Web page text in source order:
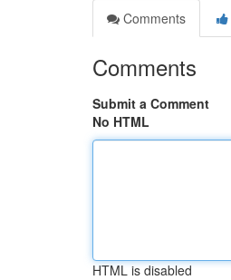
Comments
Comments
Submit a Comment
No HTML
HTML is disabled